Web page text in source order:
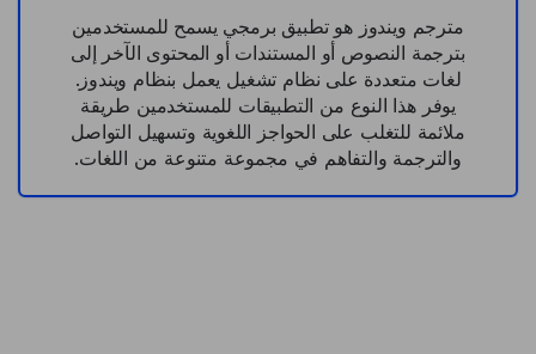
مترجم ويندوز هو تطبيق برمجي يسمح للمستخدمين
بترجمة النصوص أو المستندات أو المحتوى الآخر إلى
لغات متعددة على نظام تشغيل يعمل بنظام ويندوز.
يوفر هذا النوع من التطبيقات للمستخدمين طريقة
ملائمة للتغلب على الحواجز اللغوية وتسهيل التواصل
والترجمة والتفاهم في مجموعة متنوعة من اللغات.